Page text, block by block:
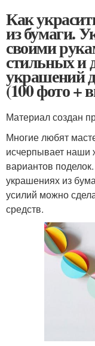
Как
из бумаги.
своими
стильных и
украшений
(100 фото +
Материал создан
Многие любят
исчерпывает наши
вариантов
украшениях из
усилий можно
средств.